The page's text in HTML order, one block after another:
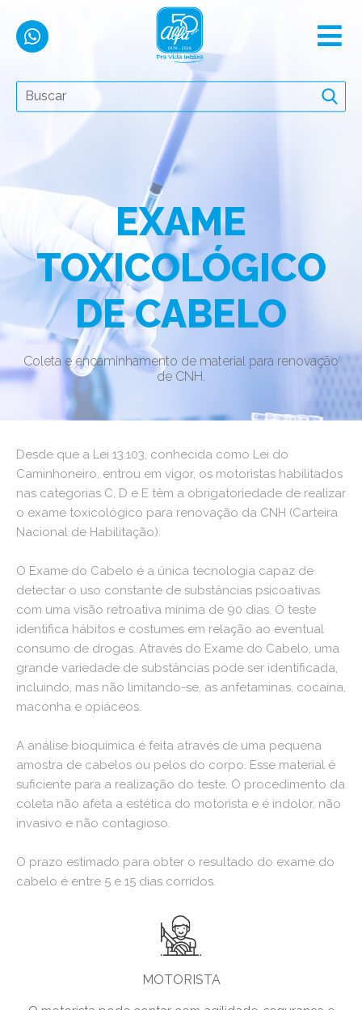
EXAME
TOXICOLÓGICO
DE CABELO
Coleta e encaminhamento de material para renovação
de CNH.
Desde que a Lei 13.103, conhecida como Lei do
Caminhoneiro, entrou em vigor, os motoristas habilitados
nas categorias C, D e E têm a obrigatoriedade de realizar
o exame toxicológico para renovação da CNH (Carteira
Nacional de Habilitação).
O Exame do Cabelo é a única tecnologia capaz de
detectar o uso constante de substâncias psicoativas
com uma visão retroativa mínima de 90 dias. O teste
identifica hábitos e costumes em relação ao eventual
consumo de drogas. Através do Exame do Cabelo, uma
grande variedade de substâncias pode ser identificada,
incluindo, mas não limitando-se, as anfetaminas, cocaína,
maconha e opiáceos.
A análise bioquímica é feita através de uma pequena
amostra de cabelos ou pelos do corpo. Esse material é
suficiente para a realização do teste. O procedimento da
coleta não afeta a estética do motorista e é indolor, não
invasivo e não contagioso.
O prazo estimado para obter o resultado do exame do
cabelo é entre 5 e 15 dias corridos.
MOTORISTA